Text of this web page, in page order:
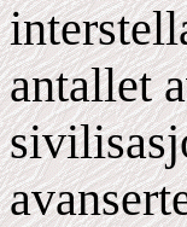
antallet